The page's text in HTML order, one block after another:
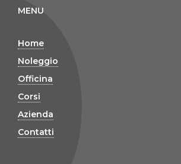
MENU
Home
Noleggio
Officina
Corsi
Azienda
Contatti